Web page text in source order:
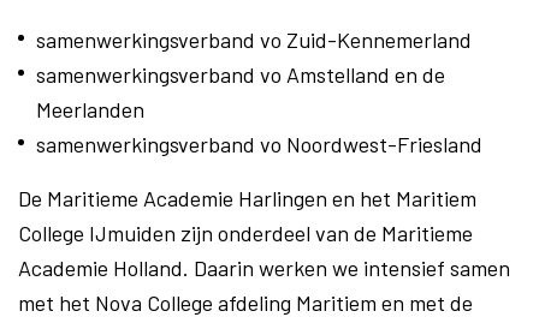
samenwerkingsverband vo Zuid-Kennemerland
samenwerkingsverband vo Amstelland en de
Meerlanden
samenwerkingsverband vo Noordwest-Friesland
De Maritieme Academie Harlingen en het Maritiem
College IJmuiden zijn onderdeel van de Maritieme
Academie Holland. Daarin werken we intensief samen
met het Nova College afdeling Maritiem en met de